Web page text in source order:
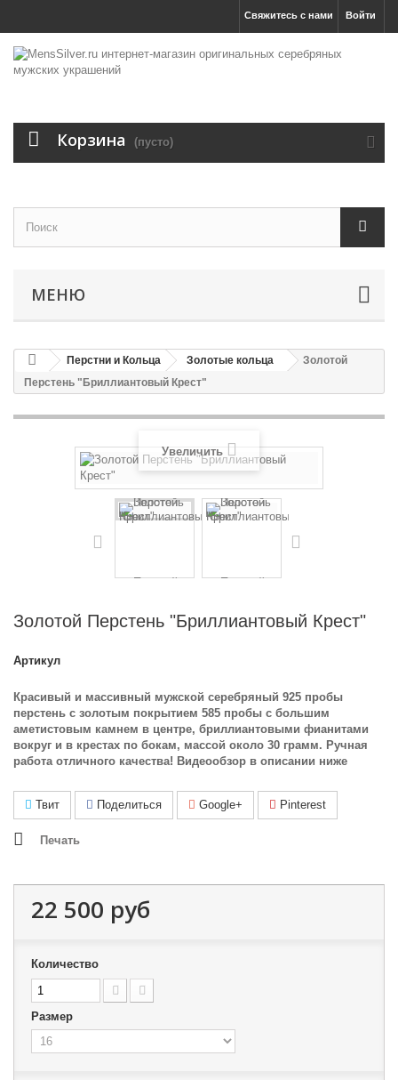
Войти
Свяжитесь с нами
Корзина (пусто)
МЕНЮ
Перстни и Кольца Золотые кольца
Золотой
Перстень "Бриллиантовый Крест"
Увеличить
Золотой Перстень "Бриллиантовый Крест"
Артикул
Красивый и массивный мужской серебряный 925 пробы
перстень с золотым покрытием 585 пробы с большим
аметистовым камнем в центре, бриллиантовыми фианитами
вокруг и в крестах по бокам, массой около 30 грамм. Ручная
работа отличного качества! Видеообзор в описании ниже
Твит Поделиться Google+ Pinterest
Печать
22 500 руб
Количество
Размер